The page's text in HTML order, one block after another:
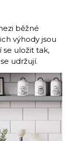
běžné
výhody jsou
se uložit tak,
udržují.